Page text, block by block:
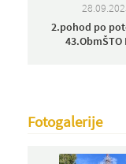
2.pohod po
43.ObmŠTO
Fotogalerije